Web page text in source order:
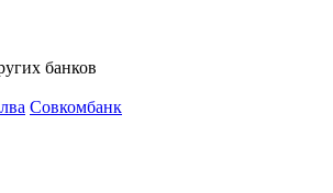
банков
Совкомбанк